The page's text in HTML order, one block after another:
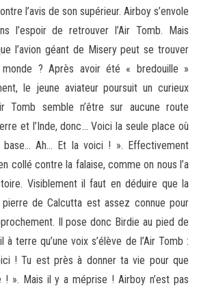
l’avis de son supérieur. Airboy s’envole
l’espoir de retrouver l’Air Tomb. Mais
l’avion géant de Misery peut se trouver
monde ? Après avoir été « bredouille »
le jeune aviateur poursuit un curieux
Tomb semble n’être sur aucune route
et l’Inde, donc… Voici la seule place où
Ah… Et la voici ! ». Effectivement
collé contre la falaise, comme on nous l’a
Visiblement il faut en déduire que la
pierre de Calcutta est assez connue pour
Il pose donc Birdie au pied de
à terre qu’une voix s’élève de l’Air Tomb :
! Tu est près à donner ta vie pour que
! ». Mais il y a méprise ! Airboy n’est pas